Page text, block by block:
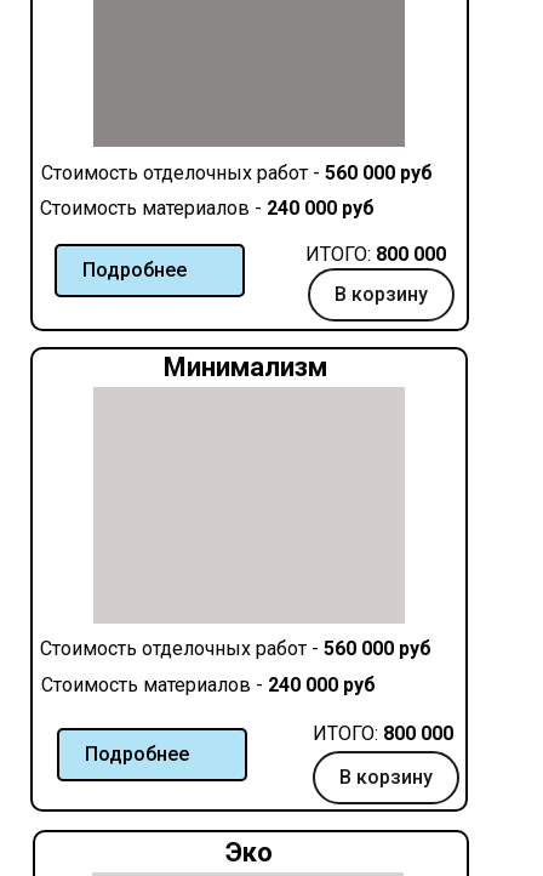
ИТОГО: 800 000
ИТОГО: 800 000
Эко
В корзину
Подробнее
Стоимость материалов - 240 000 руб
Стоимость отделочных работ - 560 000 руб
Минимализм
Подробнее
В корзину
Стоимость материалов - 240 000 руб
Стоимость отделочных работ - 560 000 руб